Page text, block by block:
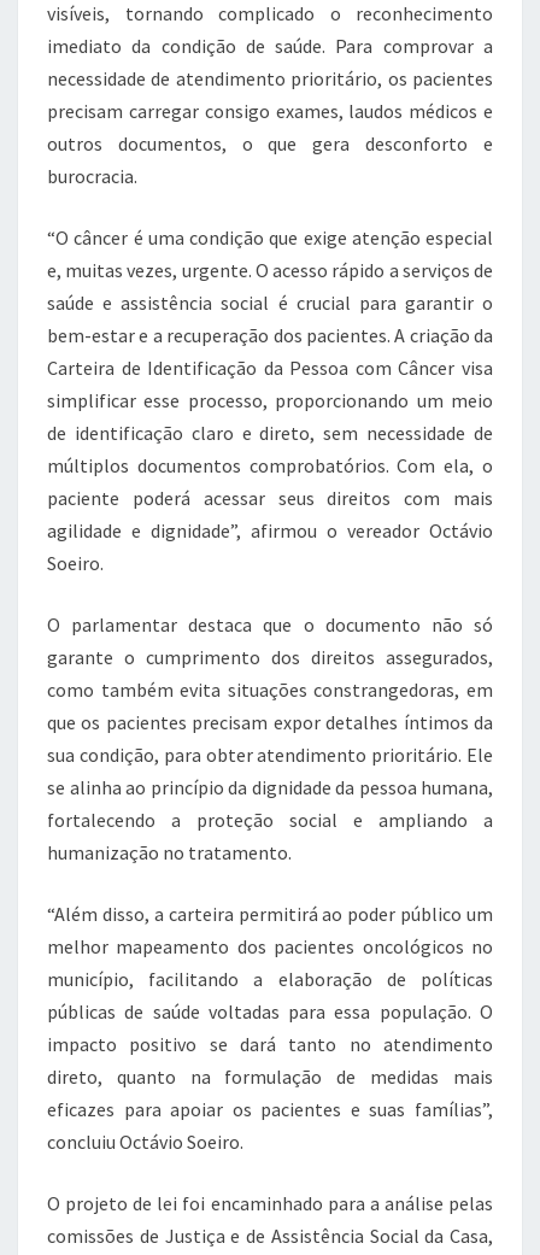
visíveis, tornando complicado o reconhecimento
imediato da condição de saúde. Para comprovar a
necessidade de atendimento prioritário, os pacientes
precisam carregar consigo exames, laudos médicos e
outros documentos, o que gera desconforto e
burocracia.
“O câncer é uma condição que exige atenção especial
e, muitas vezes, urgente. O acesso rápido a serviços de
saúde e assistência social é crucial para garantir o
bem-estar e a recuperação dos pacientes. A criação da
Carteira de Identificação da Pessoa com Câncer visa
simplificar esse processo, proporcionando um meio
de identificação claro e direto, sem necessidade de
múltiplos documentos comprobatórios. Com ela, o
paciente poderá acessar seus direitos com mais
agilidade e dignidade”, afirmou o vereador Octávio
Soeiro.
O parlamentar destaca que o documento não só
garante o cumprimento dos direitos assegurados,
como também evita situações constrangedoras, em
que os pacientes precisam expor detalhes íntimos da
sua condição, para obter atendimento prioritário. Ele
se alinha ao princípio da dignidade da pessoa humana,
fortalecendo a proteção social e ampliando a
humanização no tratamento.
“Além disso, a carteira permitirá ao poder público um
melhor mapeamento dos pacientes oncológicos no
município, facilitando a elaboração de políticas
públicas de saúde voltadas para essa população. O
impacto positivo se dará tanto no atendimento
direto, quanto na formulação de medidas mais
eficazes para apoiar os pacientes e suas famílias”,
concluiu Octávio Soeiro.
O projeto de lei foi encaminhado para a análise pelas
comissões de Justiça e de Assistência Social da Casa,